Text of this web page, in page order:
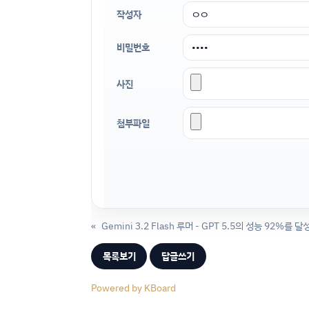
작성자
비밀번호
사진
첨부파일
«
목록보기 답글쓰기
Powered by KBoard